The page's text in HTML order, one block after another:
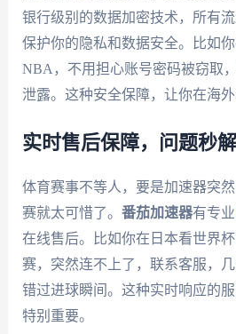
银行级别的数据加密技术，所有流
保护你的隐私和数据安全。比如
NBA，不用担心账号密码被窃取
泄露。这种安全保障，让你在海外
实时售后保障，问题秒
体育赛事不等人，要是加速器突
赛就太可惜了。 番茄加速器有专
在线售后。比如你在日本看世界
赛，突然连不上了，联系客服，
错过进球瞬间。这种实时响应的
特别重要。